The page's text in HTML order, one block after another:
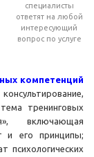
специалисты
ответят на любой
интересующий
вопрос по услуге
компетенций
тренинговых
включающая
и его принципы;
психологических